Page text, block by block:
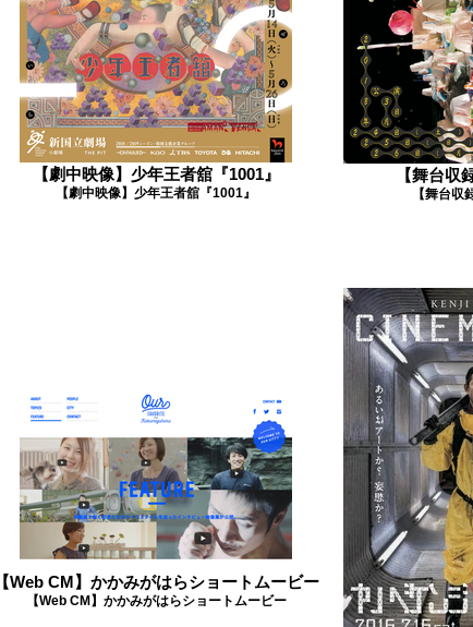
【劇中映像】少年王者舘『1001』
【劇中映像】少年王者舘『1001』
【舞台収
【舞台収
【Web CM】かかみがはらショートムービー
【Web CM】かかみがはらショートムービー